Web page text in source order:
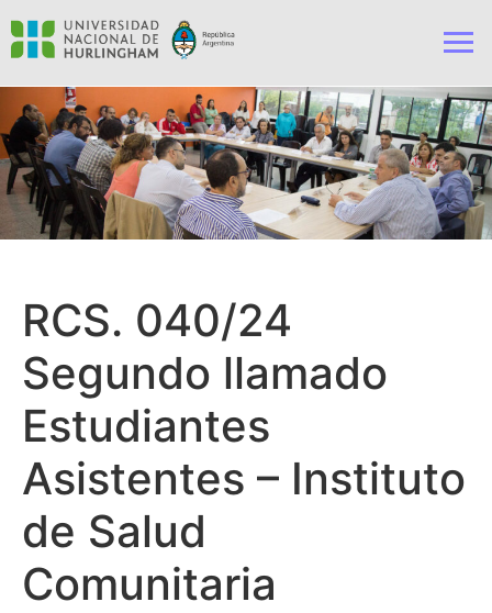
RCS. 040/24
Segundo llamado
Estudiantes
Asistentes – Instituto
de Salud
Comunitaria